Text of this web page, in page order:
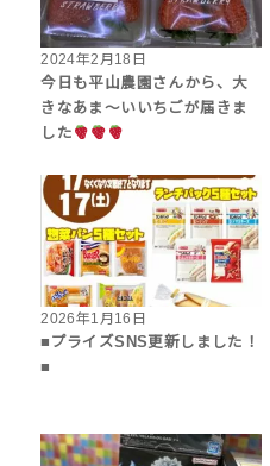
2024年2月18日
今日も平山農園さんから、大
きなあま〜いいちごが届きま
した
2026年1月16日
■プライズSNS更新しました！
■